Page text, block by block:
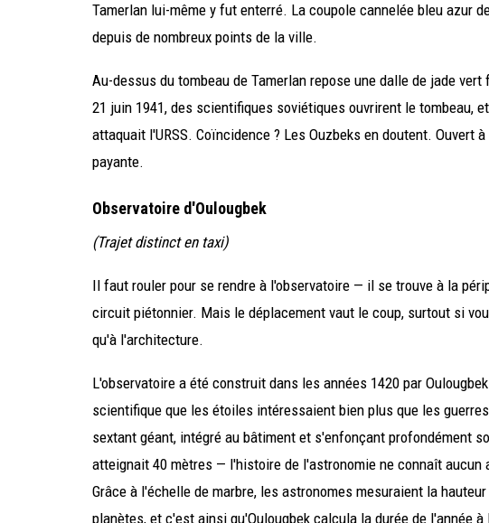
Tamerlan lui-même y fut enterré. La coupole cannelée bleu azur
depuis de nombreux points de la ville.
Au-dessus du tombeau de Tamerlan repose une dalle de jade
21 juin 1941, des scientifiques soviétiques ouvrirent le tombeau,
attaquait l'URSS. Coïncidence ? Les Ouzbeks en doutent. Ouvert
payante.
Observatoire d'Oulougbek
(Trajet distinct en taxi)
Il faut rouler pour se rendre à l'observatoire — il se trouve à la
circuit piétonnier. Mais le déplacement vaut le coup, surtout si
qu'à l'architecture.
L'observatoire a été construit dans les années 1420 par
scientifique que les étoiles intéressaient bien plus que les
sextant géant, intégré au bâtiment et s'enfonçant profondément
atteignait 40 mètres — l'histoire de l'astronomie ne connaît
Grâce à l'échelle de marbre, les astronomes mesuraient la
planètes, et c'est ainsi qu'Oulougbek calcula la durée de l'année